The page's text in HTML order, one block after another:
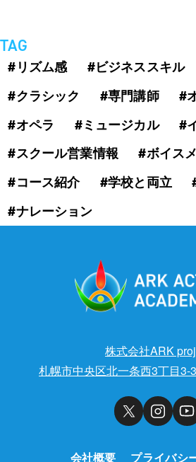
TAG
#リズム感 #ビジネススキル
#クラシック
#専門講師
#
#オペラ
#ミュージカル
#
#スクール営業情報
#ボイス
#コース紹介
#学校と両立
#ナレーション
株式会社ARK
札幌市中央区北一条西3丁目3-
会社概要 プライバシ